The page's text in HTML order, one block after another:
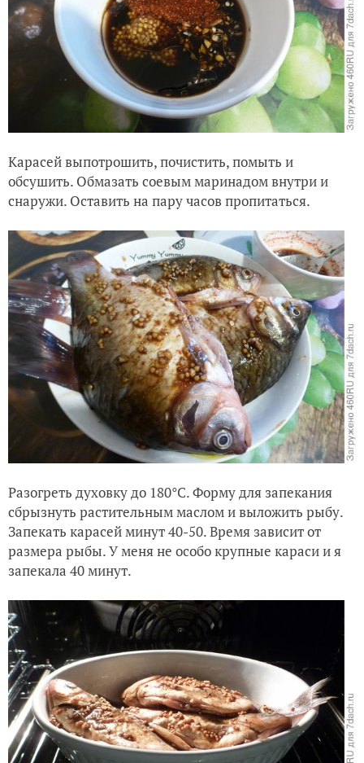
Карасей выпотрошить, почистить, помыть и
обсушить. Обмазать соевым маринадом внутри и
снаружи. Оставить на пару часов пропитаться.
Разогреть духовку до 180°C. Форму для запекания
сбрызнуть растительным маслом и выложить рыбу.
Запекать карасей минут 40-50. Время зависит от
размера рыбы. У меня не особо крупные караси и я
запекала 40 минут.